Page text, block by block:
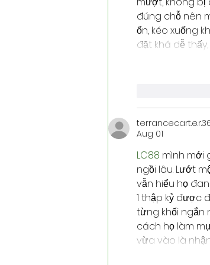
đúng chỗ nên
ổn, kéo xuống
đặt khá dễ
Aug 01
LC88 mình mới
ngồi lâu. Lướt
vẫn hiểu họ
1 thập kỷ được
từng khối ngắn
cách họ làm
vừa vào là